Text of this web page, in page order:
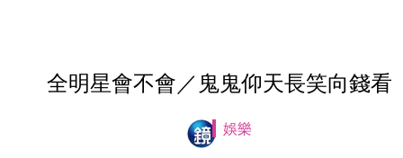
全明星會不會／鬼鬼仰天長笑向錢看
娛樂